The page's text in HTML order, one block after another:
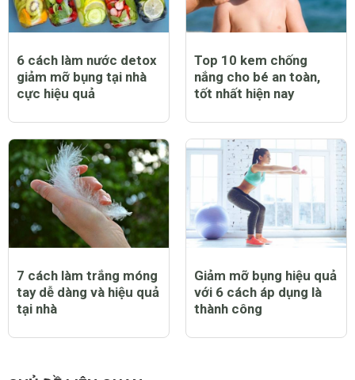
6 cách làm nước detox
giảm mỡ bụng tại nhà
cực hiệu quả
Top 10 kem chống
nắng cho bé an toàn,
tốt nhất hiện nay
7 cách làm trắng móng
tay dễ dàng và hiệu quả
tại nhà
Giảm mỡ bụng hiệu quả
với 6 cách áp dụng là
thành công